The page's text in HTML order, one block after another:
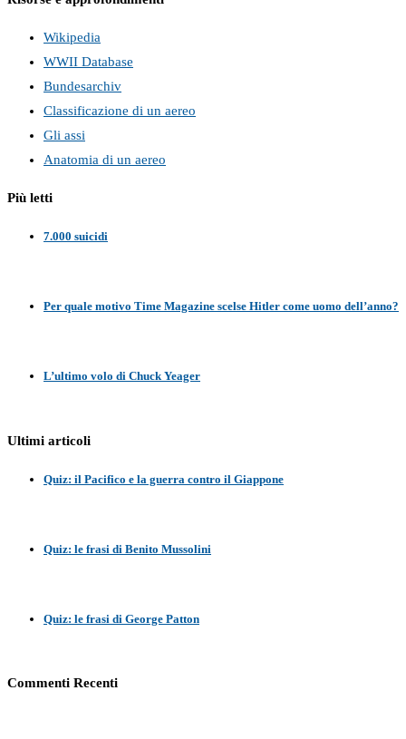
Wikipedia
WWII Database
Bundesarchiv
Classificazione di un aereo
Gli assi
Anatomia di un aereo
Più letti
7.000 suicidi
Per quale motivo Time Magazine scelse Hitler come uomo dell’anno?
L’ultimo volo di Chuck Yeager
Ultimi articoli
Quiz: il Pacifico e la guerra contro il Giappone
Quiz: le frasi di Benito Mussolini
Quiz: le frasi di George Patton
Commenti Recenti